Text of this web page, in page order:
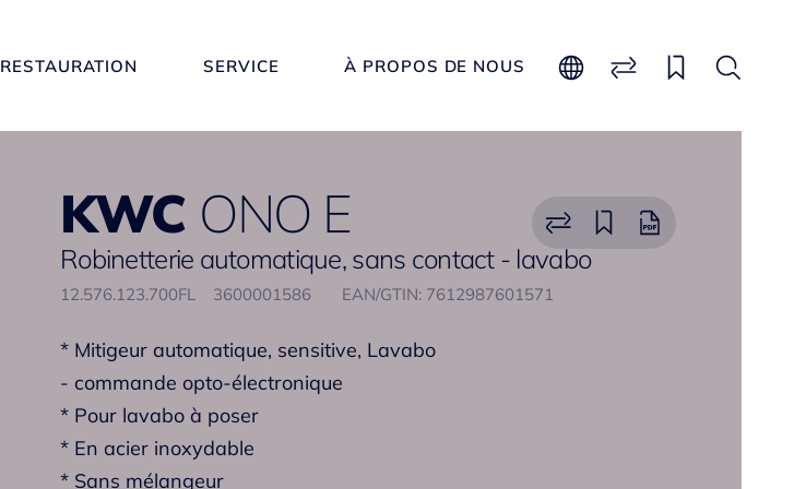
RESTAURATION SERVICE À PROPOS DE NOUS
KWC ONO E
Robinetterie automatique, sans contact - lavabo
12.576.123.700FL 3600001586 EAN/GTIN: 7612987601571
* Mitigeur automatique, sensitive, Lavabo
- commande opto-électronique
* Pour lavabo à poser
* En acier inoxydable
* Sans mélangeur